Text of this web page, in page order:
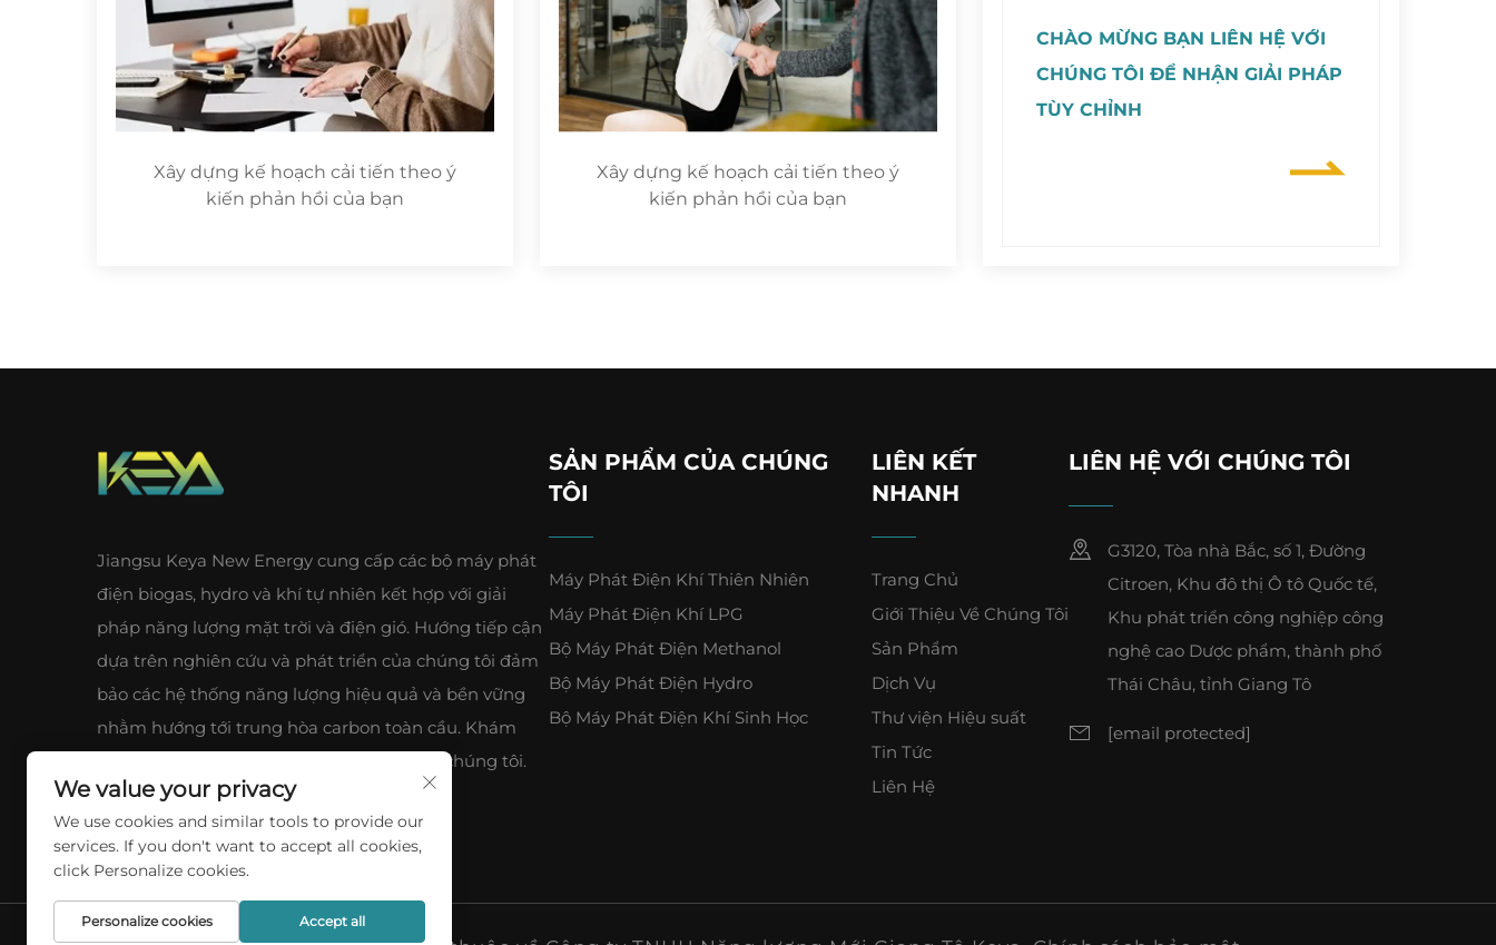
Xây dựng kế hoạch cải tiến theo ý
kiến phản hồi của bạn
Xây dựng kế hoạch cải tiến theo ý
kiến phản hồi của bạn
CHÀO MỪNG BẠN LIÊN HỆ VỚI
CHÚNG TÔI ĐỂ NHẬN GIẢI PHÁP
TÙY CHỈNH
Jiangsu Keya New Energy cung cấp các bộ máy phát
điện biogas, hydro và khí tự nhiên kết hợp với giải
pháp năng lượng mặt trời và điện gió. Hướng tiếp cận
dựa trên nghiên cứu và phát triển của chúng tôi đảm
bảo các hệ thống năng lượng hiệu quả và bền vững
nhằm hướng tới trung hòa carbon toàn cầu. Khám
phá lợi thế công nghiệp chuỗi đầy đủ của chúng tôi.
SẢN PHẨM CỦA CHÚNG
TÔI
Máy Phát Điện Khí Thiên Nhiên
Máy Phát Điện Khí LPG
Bộ Máy Phát Điện Methanol
Bộ Máy Phát Điện Hydro
Bộ Máy Phát Điện Khí Sinh Học
LIÊN KẾT
NHANH
Trang Chủ
Giới Thiệu Về Chúng Tôi
Sản Phẩm
Dịch Vụ
Thư viện Hiệu suất
Tin Tức
Liên Hệ
LIÊN HỆ VỚI CHÚNG TÔI
G3120, Tòa nhà Bắc, số 1, Đường
Citroen, Khu đô thị Ô tô Quốc tế,
Khu phát triển công nghiệp công
nghệ cao Dược phẩm, thành phố
Thái Châu, tỉnh Giang Tô
[email protected]
We value your privacy
We use cookies and similar tools to provide our
services. If you don't want to accept all cookies,
click Personalize cookies.
Personalize cookies Accept all